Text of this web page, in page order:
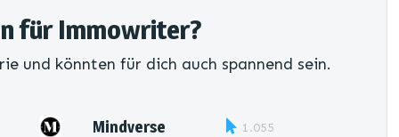
für Immowriter?
und könnten für dich auch spannend sein.
Mindverse 1.055